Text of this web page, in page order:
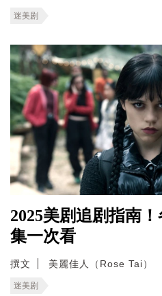
迷美剧
2025美剧追剧指南
集一次看
撰文 美麗佳人（Rose Tai）
迷美剧